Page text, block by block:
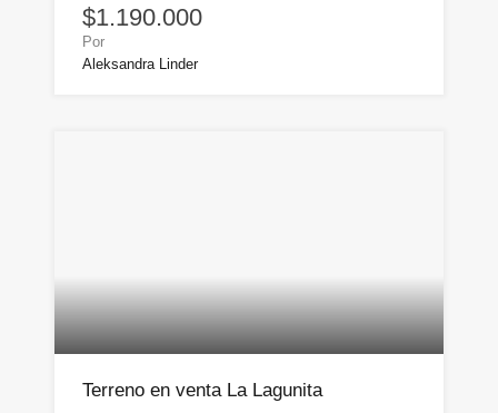
$1.190.000
Por
Aleksandra Linder
Terreno en venta La Lagunita